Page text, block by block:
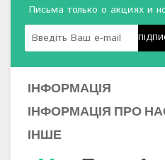
Письма только о акциях и
ІНФОРМАЦІЯ
ІНФОРМАЦІЯ ПРО
ІНШЕ